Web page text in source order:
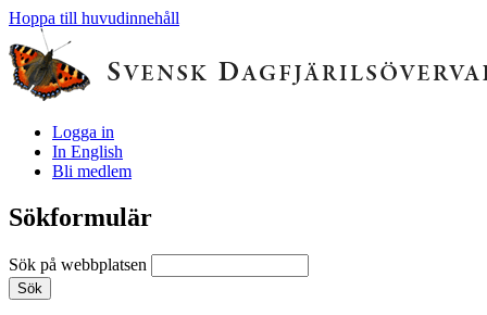
Hoppa till huvudinnehåll
Logga in
In English
Bli medlem
Sökformulär
Sök på webbplatsen